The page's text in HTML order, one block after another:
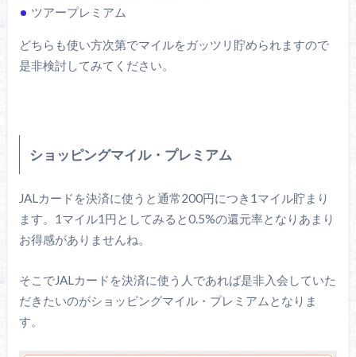
ツアープレミアム
どちらも使い方次第でマイルをガッツリ貯められますので
是非検討してみてください。
ショッピングマイル・プレミアム
JALカードを決済に使うと通常200円につき1マイル貯まり
ます。1マイル1円としてみると0.5%の還元率となりあまり
お得感がありませんね。
そこでJALカードを決済に使う人であれば是非入会していた
だきたいのがショッピングマイル・プレミアムとなりま
す。